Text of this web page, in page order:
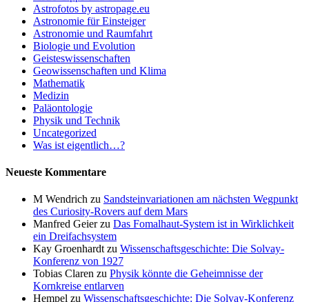
Astrofotos by astropage.eu
Astronomie für Einsteiger
Astronomie und Raumfahrt
Biologie und Evolution
Geisteswissenschaften
Geowissenschaften und Klima
Mathematik
Medizin
Paläontologie
Physik und Technik
Uncategorized
Was ist eigentlich…?
Neueste Kommentare
M Wendrich zu Sandsteinvariationen am nächsten Wegpunkt
des Curiosity-Rovers auf dem Mars
Manfred Geierzu Das Fomalhaut-System ist in Wirklichkeit
ein Dreifachsystem
Kay Groenhardtzu Wissenschaftsgeschichte: Die Solvay-
Konferenz von 1927
Tobias Claren zu Physik könnte die Geheimnisse der
Kornkreise entlarven
Hempel zu Wissenschaftsgeschichte: Die Solvay-Konferenz